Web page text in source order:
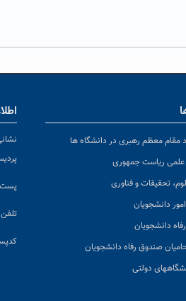
مقام معظم رهبری در دانشگاه ها
علمی ریاست جمهوری
تحقیقات و فناوری
دانشجویان
دانشجویان
صندوق رفاه دانشجویان
دولتی
پست
تلفن :
کد